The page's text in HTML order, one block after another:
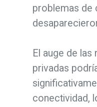
problemas de
El auge de las
privadas
conectividad,